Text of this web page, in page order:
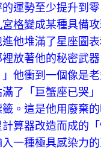
運勢至少提升到
宮格變成某種具備
他堆滿了星座圖
放著他的秘密武
他衝到一個像是
了「巨蟹座已哭
。這是他用廢棄
算器改造而成的
一種極具感染力